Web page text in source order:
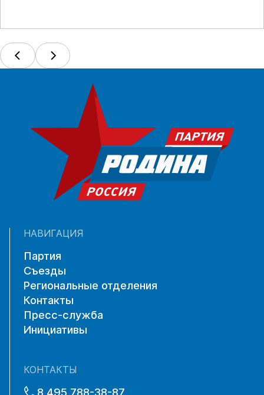
НАВИГАЦИЯ
Партия
Съезды
Региональные отделения
Контакты
Пресс-служба
Инициативы
КОНТАКТЫ
8 495 788-38-87